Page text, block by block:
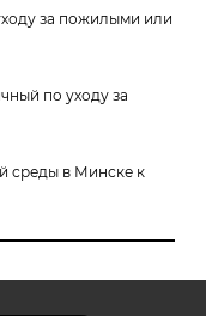
за пожилыми или
по уходу за
среды в Минске к